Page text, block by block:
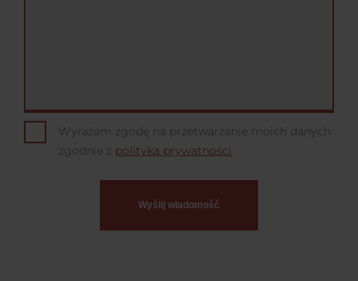
Wyrażam zgodę na przetwarzanie moich danych
zgodnie z polityką prywatności